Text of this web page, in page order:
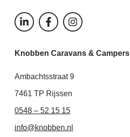
L
i
e
i
-
n
F
a
b
o
-
I
n
a
r
Knobben Caravans & Campers
Ambachtsstraat 9
7461 TP Rijssen
0548 – 52 15 15
info@knobben.nl